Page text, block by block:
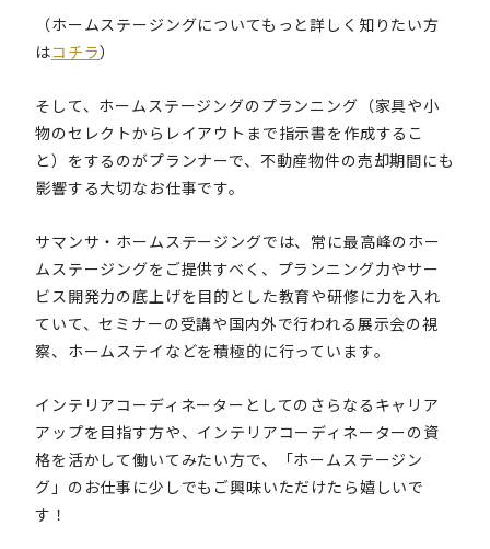
（ホームステージングについてもっと詳しく知りたい方
はコチラ）
そして、ホームステージングのプランニング（家具や小
物のセレクトからレイアウトまで指示書を作成するこ
と）をするのがプランナーで、不動産物件の売却期間にも
影響する大切なお仕事です。
サマンサ・ホームステージングでは、常に最高峰のホー
ムステージングをご提供すべく、プランニング力やサー
ビス開発力の底上げを目的とした教育や研修に力を入れ
ていて、セミナーの受講や国内外で行われる展示会の視
察、ホームステイなどを積極的に行っています。
インテリアコーディネーターとしてのさらなるキャリア
アップを目指す方や、インテリアコーディネーターの資
格を活かして働いてみたい方で、「ホームステージン
グ」のお仕事に少しでもご興味いただけたら嬉しいで
す！